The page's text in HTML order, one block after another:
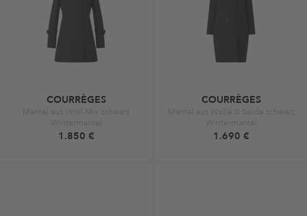
COURRÈGES
Mantel aus Woll-Mix schwarz
Wintermantel
1.850 €
COURRÈGES
Mantel aus Wolle & Seide schwarz
Wintermantel
1.690 €